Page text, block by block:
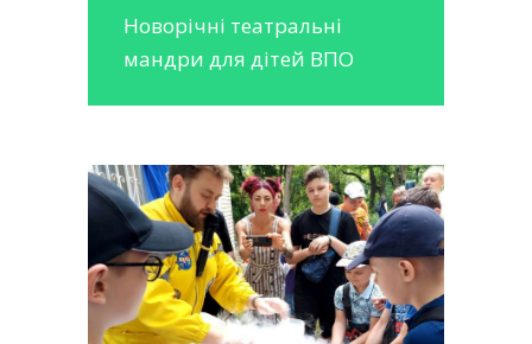
Новорічні театральні
мандри для дітей ВПО